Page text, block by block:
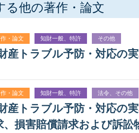
る他の著作・論文
・論文 知財一般、特許 その他
トラブル予防・対応の
・論文 知財一般、特許 法令、その他
トラブル予防・対応の
、損害賠償請求および訴訟